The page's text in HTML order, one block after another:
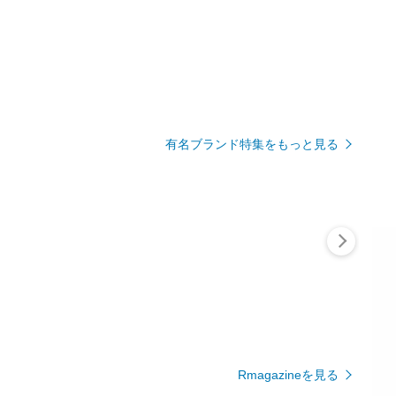
有名ブランド特集をもっと見る
Rmagazineを見る